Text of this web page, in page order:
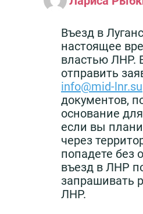
Въезд в
настоящее
властью ЛНР.
отправить
info@mid-lnr.su
документов,
основание
если вы
через
попадете без
въезд в ЛНР
запрашивать
ЛНР.